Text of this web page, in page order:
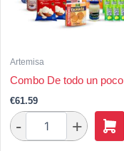
Artemisa
Combo De todo un poco
€61.59